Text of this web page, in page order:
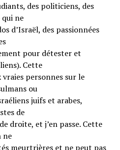
des politiciens, des
qui ne
d’Israël, des passionnées
pour détester et
Cette
personnes sur le
ou
juifs et arabes,
de
droite, et j’en passe. Cette
ne
meurtrières et ne peut pas